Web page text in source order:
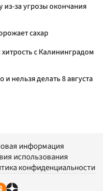
из-за угрозы окончания
сахар
с Калининградом
нельзя делать 8 августа
информация
использования
конфиденциальности